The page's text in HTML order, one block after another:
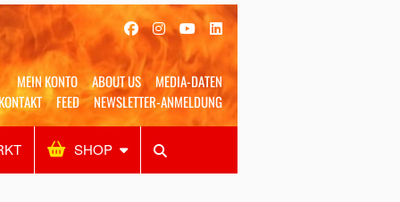
MEIN KONTO ABOUT US
MEDIA-DATEN
FEED NEWSLETTER-ANMELDUNG
SHOP
Alles Shop SUCHEN